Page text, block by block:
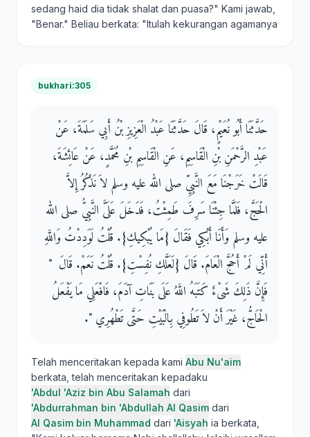
sedang haid dia tidak shalat dan puasa?" Kami jawab,
"Benar." Beliau berkata: "Itulah kekurangan agamanya
bukhari:305
حَدَّثَنَا أَبُو نُعَيْمٍ، قَالَ حَدَّثَنَا عَبْدُ الْعَزِيزِ بْنُ أَبِي سَلَمَةَ، عَنْ
عَبْدِ الرَّحْمَنِ بْنِ الْقَاسِمِ، عَنِ الْقَاسِمِ بْنِ مُحَمَّدٍ، عَنْ عَائِشَةَ،
قَالَتْ خَرَجْنَا مَعَ النَّبِيِّ صلى الله عليه وسلم لاَ نَذْكُرُ إِلاَّ
الْحَجَّ، فَلَمَّا جِئْنَا سَرِفَ طَمِثْتُ، فَدَخَلَ عَلَىَّ النَّبِيُّ صلى الله
عليه وسلم وَأَنَا أَبْكِي فَقَالَ ‏{‏مَا يُبْكِيكِ‏}‏‏.‏ قُلْتُ لَوَدِدْتُ وَاللَّهِ
أَنِّي لَمْ أَحُجَّ الْعَامَ‏.‏ قَالَ ‏{‏لَعَلَّكِ نُفِسْتِ‏}‏‏.‏ قُلْتُ نَعَمْ‏.‏ قَالَ ‏ "‏
فَإِنَّ ذَلِكَ شَىْءٌ كَتَبَهُ اللَّهُ عَلَى بَنَاتِ آدَمَ، فَافْعَلِي مَا يَفْعَلُ
الْحَاجُّ، غَيْرَ أَنْ لاَ تَطُوفِي بِالْبَيْتِ حَتَّى تَطْهُرِي ‏"‏‏.‏
Telah menceritakan kepada kami Abu Nu'aim
berkata, telah menceritakan kepadaku
'Abdul 'Aziz bin Abu Salamah dari
'Abdurrahman bin 'Abdullah Al Qasim dari
Al Qasim bin Muhammad dari 'Aisyah ia berkata,